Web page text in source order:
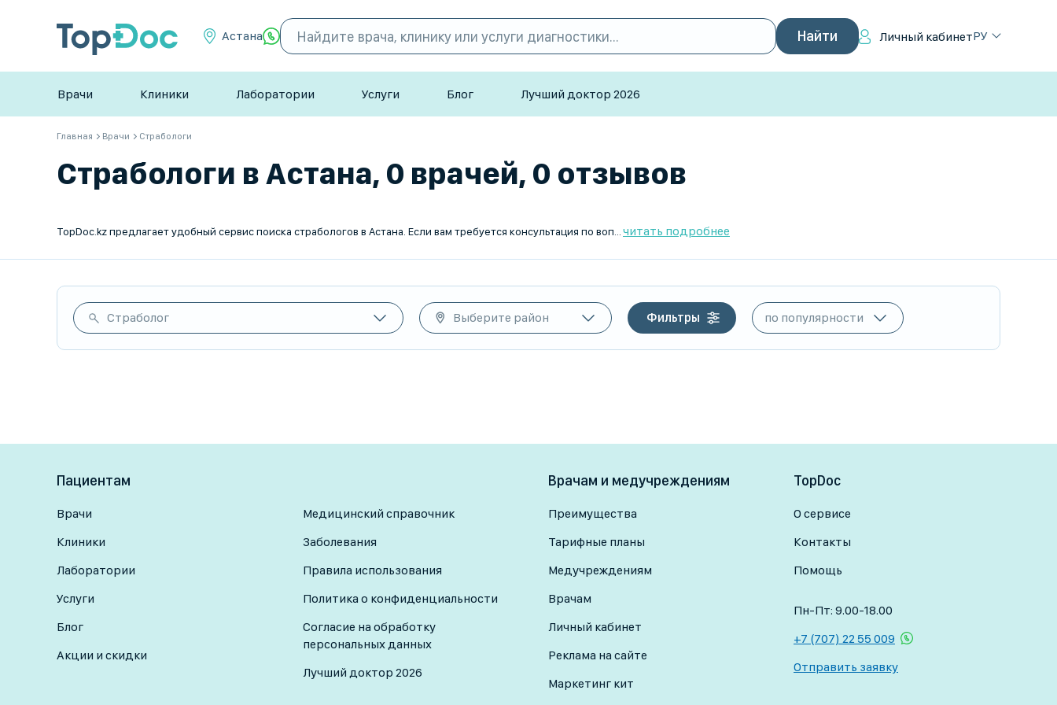
Астана Личный кабинетРУ
Врачи Клиники Лаборатории Услуги Блог Лучший доктор 2026
Главная Врачи Страбологи
Страбологи в Астана, 0 врачей, 0 отзывов
читать подробнее
Страболог Выберите район Фильтры
Пациентам
Врачи
Клиники
Лаборатории
Услуги
Блог
Акции и скидки
Медицинский справочник
Заболевания
Правила использования
Политика о конфиденциальности
Согласие на обработку
персональных данных
Лучший доктор 2026
Врачам и медучреждениям
Преимущества
Тарифные планы
Медучреждениям
Врачам
Личный кабинет
Реклама на сайте
Маркетинг кит
TopDoc
О сервисе
Контакты
Помощь
Пн-Пт: 9.00-18.00
+7 (707) 22 55 009
Отправить заявку